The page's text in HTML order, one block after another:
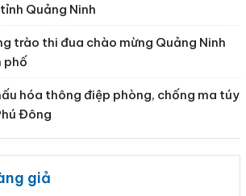
Quảng Ninh
trào thi đua chào mừng Quảng Ninh
phố
hóa thông điệp phòng, chống ma túy
Đông
giả